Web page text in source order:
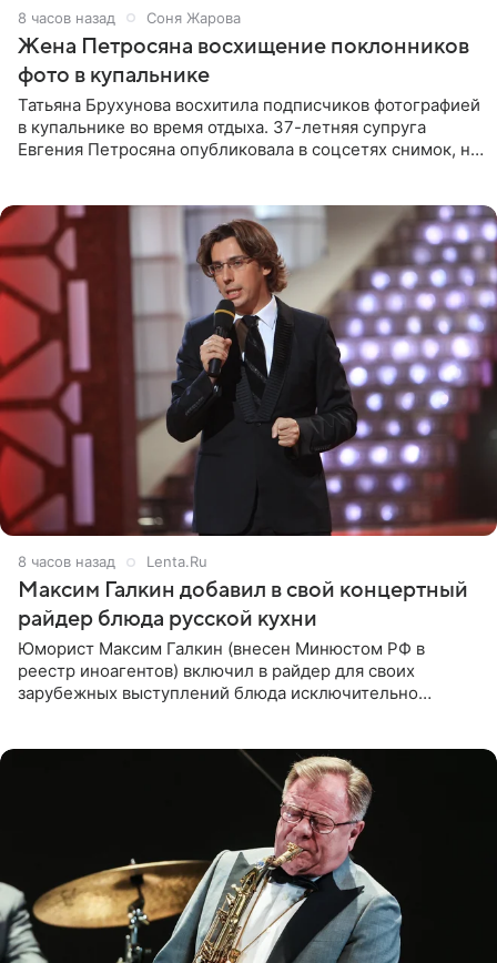
8 часов назад Соня Жарова
Жена Петросяна восхищение поклонников
фото в купальнике
Татьяна Брухунова восхитила подписчиков фотографией
в купальнике во время отдыха. 37-летняя супруга
Евгения Петросяна опубликовала в соцсетях снимок, на
8 часов назад Lenta.Ru
Максим Галкин добавил в свой концертный
райдер блюда русской кухни
Юморист Максим Галкин (внесен Минюстом РФ в
реестр иноагентов) включил в райдер для своих
зарубежных выступлений блюда исключительно